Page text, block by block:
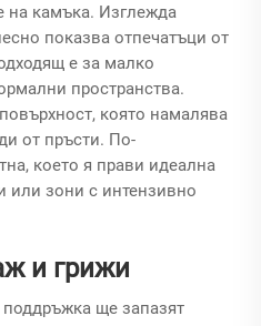
на камъка. Изглежда
показва отпечатъци от
е за малко
пространства.
която намалява
от пръсти. По-
което я прави идеална
или зони с интензивно
и грижи
ще запазят